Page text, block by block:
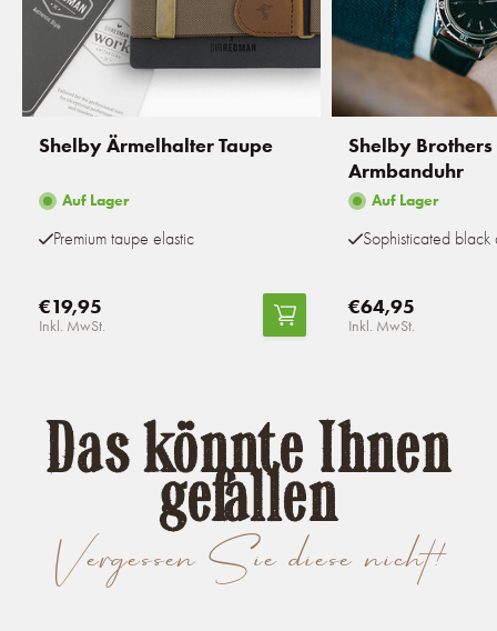
Shelby Ärmelhalter Taupe
Auf Lager
Premium taupe elastic
€19,95
Inkl. MwSt.
Shelby Brothers
Armbanduhr
Auf Lager
Sophisticated black
€64,95
Inkl. MwSt.
Vergessen Sie diese nicht!
Das könnte Ihnen
gefallen